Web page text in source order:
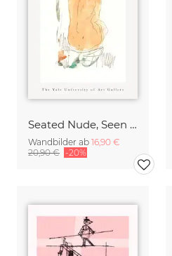
Seated Nude, Seen from the Back von Auguste Rodin
Wandbilder ab 16,90 €
20,90 € -20%